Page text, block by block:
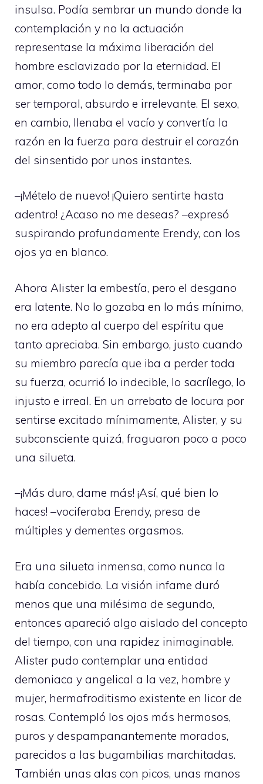
insulsa. Podía sembrar un mundo donde la
contemplación y no la actuación
representase la máxima liberación del
hombre esclavizado por la eternidad. El
amor, como todo lo demás, terminaba por
ser temporal, absurdo e irrelevante. El sexo,
en cambio, llenaba el vacío y convertía la
razón en la fuerza para destruir el corazón
del sinsentido por unos instantes.
–¡Mételo de nuevo! ¡Quiero sentirte hasta
adentro! ¿Acaso no me deseas? –expresó
suspirando profundamente Erendy, con los
ojos ya en blanco.
Ahora Alister la embestía, pero el desgano
era latente. No lo gozaba en lo más mínimo,
no era adepto al cuerpo del espíritu que
tanto apreciaba. Sin embargo, justo cuando
su miembro parecía que iba a perder toda
su fuerza, ocurrió lo indecible, lo sacrílego, lo
injusto e irreal. En un arrebato de locura por
sentirse excitado mínimamente, Alister, y su
subconsciente quizá, fraguaron poco a poco
una silueta.
–¡Más duro, dame más! ¡Así, qué bien lo
haces! –vociferaba Erendy, presa de
múltiples y dementes orgasmos.
Era una silueta inmensa, como nunca la
había concebido. La visión infame duró
menos que una milésima de segundo,
entonces apareció algo aislado del concepto
del tiempo, con una rapidez inimaginable.
Alister pudo contemplar una entidad
demoniaca y angelical a la vez, hombre y
mujer, hermafroditismo existente en licor de
rosas. Contempló los ojos más hermosos,
puros y despampanantemente morados,
parecidos a las bugambilias marchitadas.
También unas alas con picos, unas manos